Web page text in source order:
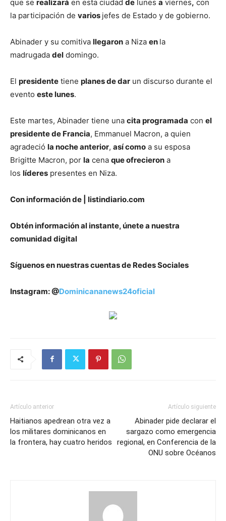
que se realizará en esta ciudad de lunes a viernes, con
la participación de varios jefes de Estado y de gobierno.
Abinader y su comitiva llegaron a Niza en la
madrugada del domingo.
El presidente tiene planes de dar un discurso durante el
evento este lunes.
Este martes, Abinader tiene una cita programada con el
presidente de Francia, Emmanuel Macron, a quien
agradeció la noche anterior, así como a su esposa
Brigitte Macron, por la cena que ofrecieron a
los líderes presentes en Niza.
Con información de | listindiario.com
Obtén información al instante, únete a nuestra
comunidad digital
Síguenos en nuestras cuentas de Redes Sociales
Instagram: @Dominicananews24oficial
Artículo anterior
Haitianos apedrean otra vez a
los militares dominicanos en
la frontera, hay cuatro heridos
Artículo siguiente
Abinader pide declarar el
sargazo como emergencia
regional, en Conferencia de la
ONU sobre Océanos